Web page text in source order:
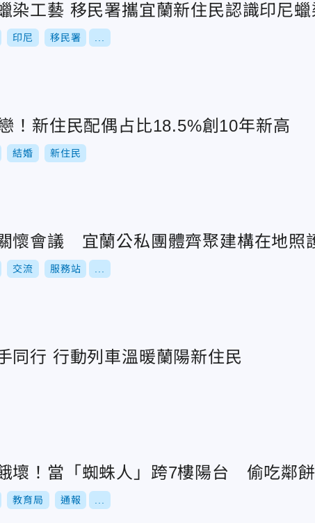
新二代築夢推廣蠟染工藝 移民署攜宜蘭新住民認識
印尼 移民署
！新住民配偶占比18.5%創10年新高
結婚 新住民
懷會議 宜蘭公私團體齊聚建構在地照
交流 服務站
移民署跨機關攜手同行 行動列車溫暖蘭陽新住民
壞！當「蜘蛛人」跨7樓陽台 偷吃鄰
教育局 通報